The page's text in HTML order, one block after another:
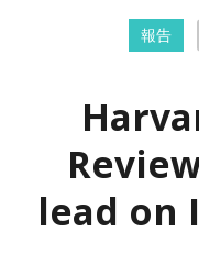
報告
lead on